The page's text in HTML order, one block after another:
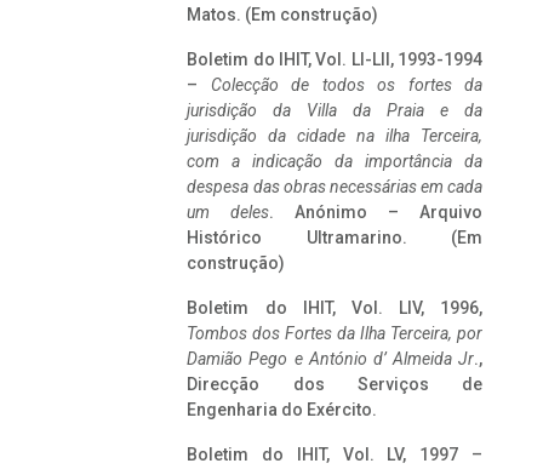
Matos. (Em construção)
Boletim do IHIT, Vol. LI-LII, 1993-1994
– Colecção de todos os fortes da
jurisdição da Villa da Praia e da
jurisdição da cidade na ilha Terceira,
com a indicação da importância da
despesa das obras necessárias em cada
um deles. Anónimo – Arquivo
Histórico Ultramarino. (Em
construção)
Boletim do IHIT, Vol. LIV, 1996,
Tombos dos Fortes da Ilha Terceira, por
Damião Pego e António d’ Almeida Jr.,
Direcção dos Serviços de
Engenharia do Exército.
Boletim do IHIT, Vol. LV, 1997 –